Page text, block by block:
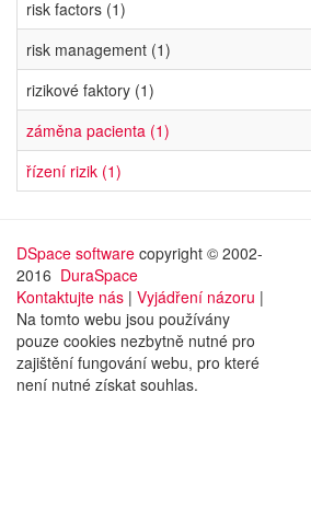
risk factors (1)
risk management (1)
rizikové faktory (1)
záměna pacienta (1)
řízení rizik (1)
DSpace software copyright © 2002-
2016 DuraSpace
Kontaktujte nás | Vyjádření názoru |
Na tomto webu jsou používány
pouze cookies nezbytně nutné pro
zajištění fungování webu, pro které
není nutné získat souhlas.